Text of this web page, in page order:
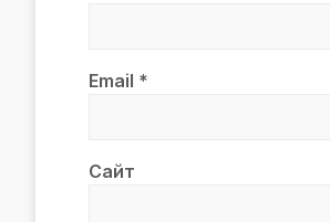
Email *
Сайт